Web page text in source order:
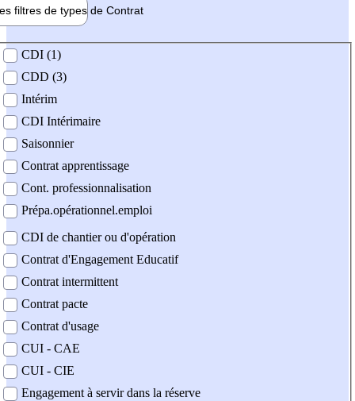
filtres de types de Contrat
contrat
CDI (1)
CDD (3)
Intérim
CDI Intérimaire
Saisonnier
Contrat apprentissage
Cont. professionnalisation
Prépa.opérationnel.emploi
CDI de chantier ou d'opération
Contrat d'Engagement Educatif
Contrat intermittent
Contrat pacte
Contrat d'usage
CUI - CAE
CUI - CIE
Engagement à servir dans la réserve